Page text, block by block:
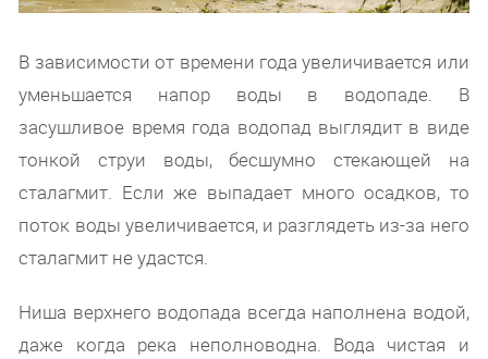
В зависимости от времени года увеличивается или
уменьшается напор воды в водопаде. В
засушливое время года водопад выглядит в виде
тонкой струи воды, бесшумно стекающей на
сталагмит. Если же выпадает много осадков, то
поток воды увеличивается, и разглядеть из-за него
сталагмит не удастся.
Ниша верхнего водопада всегда наполнена водой,
даже когда река неполноводна. Вода чистая и